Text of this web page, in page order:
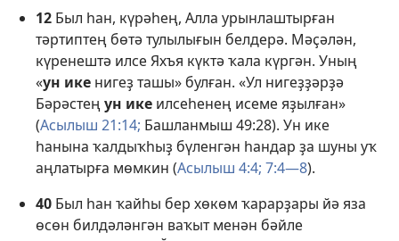
12 Был һан, күрәһең, Алла урынлаштырған
тәртиптең бөтә тулылығын белдерә. Мәҫәлән,
күренештә илсе Яхъя күктә ҡала күргән. Уның
«ун ике нигеҙ ташы» булған. «Ул нигеҙҙәрҙә
Бәрәстең ун ике илсеһенең исеме яҙылған»
(Асылыш 21:14; Башланмыш 49:28). Ун ике
һанына ҡалдыҡһыҙ бүленгән һандар ҙа шуны уҡ
аңлатырға мөмкин (Асылыш 4:4; 7:4—8).
40 Был һан ҡайһы бер хөкөм ҡарарҙары йә яза
өсөн билдәләнгән ваҡыт менән бәйле